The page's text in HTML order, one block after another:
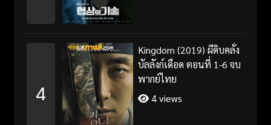
4
Kingdom (2019) ผีดิบคลั่ง
บัลลังก์เดือด ตอนที่ 1-6 จบ
พากย์ไทย
4 views